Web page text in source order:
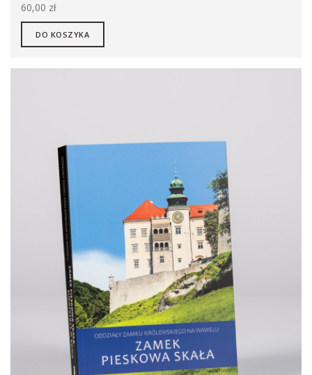
60,00 zł
DO KOSZYKA